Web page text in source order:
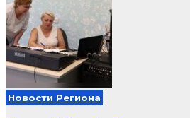
Новости Региона